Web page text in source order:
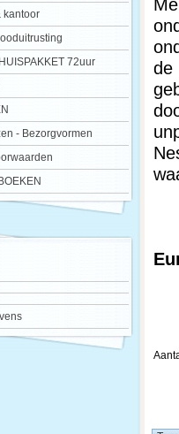
kantoor
72uur
- Bezorgvormen
de